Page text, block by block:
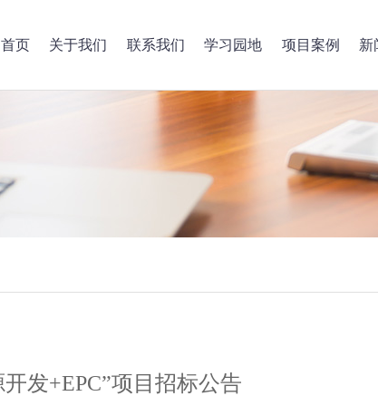
首页 关于我们 联系我们 学习园地 项目案例 新
发+EPC”项目招标公告